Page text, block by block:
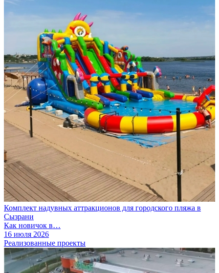
Комплект надувных аттракционов для городского пляжа в
Сызрани
Как новичок в…
16 июля 2026
Реализованные проекты